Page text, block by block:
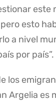
este
esto
a nivel
por país”.
los
Argelia es